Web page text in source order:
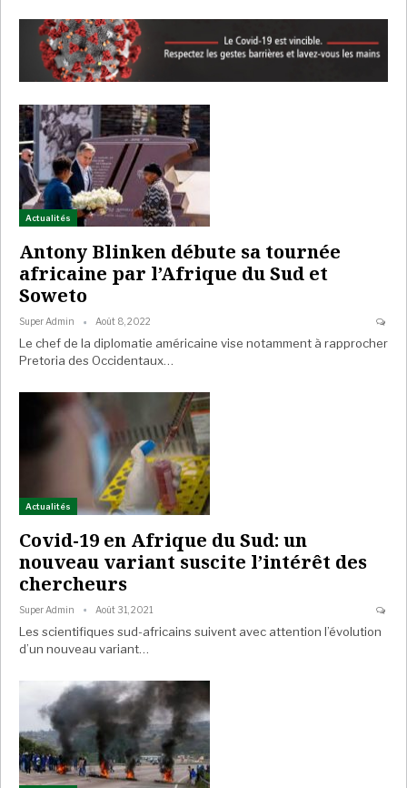
Actualités
Antony Blinken débute sa tournée
africaine par l’Afrique du Sud et
Soweto
Super Admin Août 8, 2022
Le chef de la diplomatie américaine vise notamment à rapprocher
Pretoria des Occidentaux…
Actualités
Covid-19 en Afrique du Sud: un
nouveau variant suscite l’intérêt des
chercheurs
Super Admin Août 31, 2021
Les scientifiques sud-africains suivent avec attention l’évolution
d’un nouveau variant…